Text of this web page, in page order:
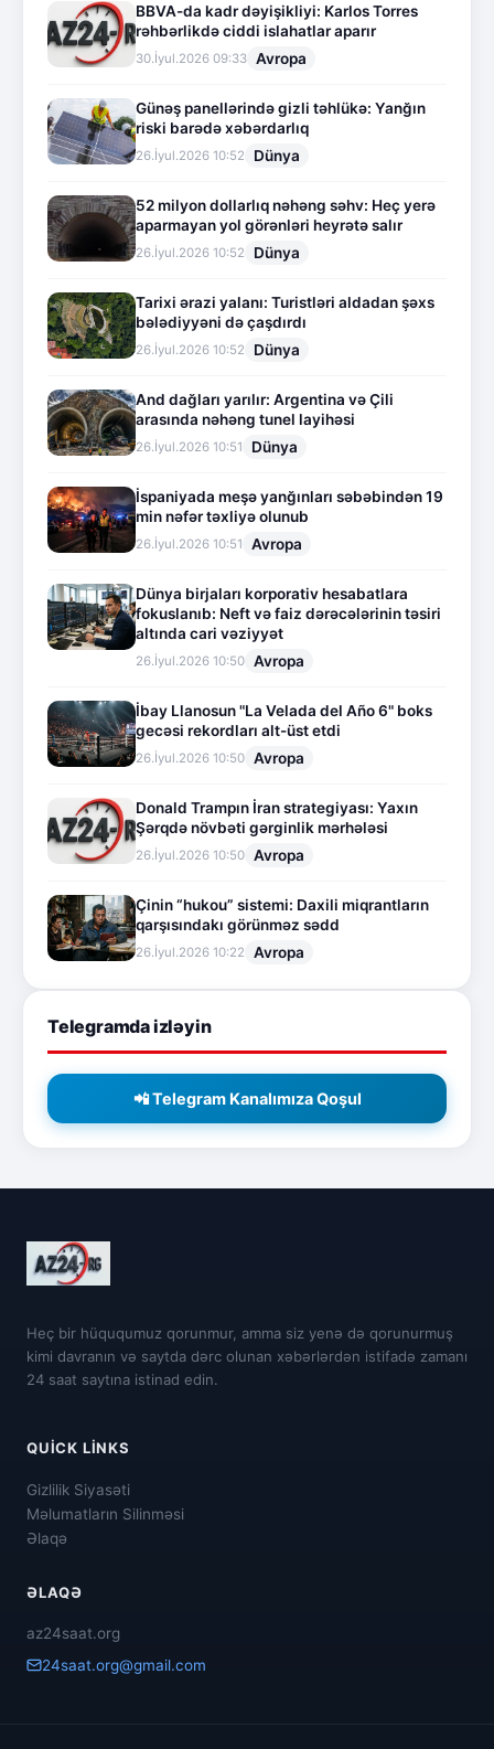
BBVA-da kadr dəyişikliyi: Karlos Torres
rəhbərlikdə ciddi islahatlar aparır
30.İyul.2026 09:33 Avropa
Günəş panellərində gizli təhlükə: Yanğın
riski barədə xəbərdarlıq
26.İyul.2026 10:52 Dünya
52 milyon dollarlıq nəhəng səhv: Heç yerə
aparmayan yol görənləri heyrətə salır
26.İyul.2026 10:52 Dünya
Tarixi ərazi yalanı: Turistləri aldadan şəxs
bələdiyyəni də çaşdırdı
26.İyul.2026 10:52 Dünya
And dağları yarılır: Argentina və Çili
arasında nəhəng tunel layihəsi
26.İyul.2026 10:51 Dünya
İspaniyada meşə yanğınları səbəbindən 19
min nəfər təxliyə olunub
26.İyul.2026 10:51 Avropa
Dünya birjaları korporativ hesabatlara
fokuslanıb: Neft və faiz dərəcələrinin təsiri
altında cari vəziyyət
26.İyul.2026 10:50 Avropa
İbay Llanosun "La Velada del Año 6" boks
gecəsi rekordları alt-üst etdi
26.İyul.2026 10:50 Avropa
Donald Trampın İran strategiyası: Yaxın
Şərqdə növbəti gərginlik mərhələsi
26.İyul.2026 10:50 Avropa
Çinin “hukou” sistemi: Daxili miqrantların
qarşısındakı görünməz sədd
26.İyul.2026 10:22 Avropa
Telegramda izləyin
📲 Telegram Kanalımıza Qoşul
Heç bir hüququmuz qorunmur, amma siz yenə də qorunurmuş
kimi davranın və saytda dərc olunan xəbərlərdən istifadə zamanı
24 saat saytına istinad edin.
QUICK LINKS
Gizlilik Siyasəti
Məlumatların Silinməsi
Əlaqə
ƏLAQƏ
az24saat.org
24saat.org@gmail.com